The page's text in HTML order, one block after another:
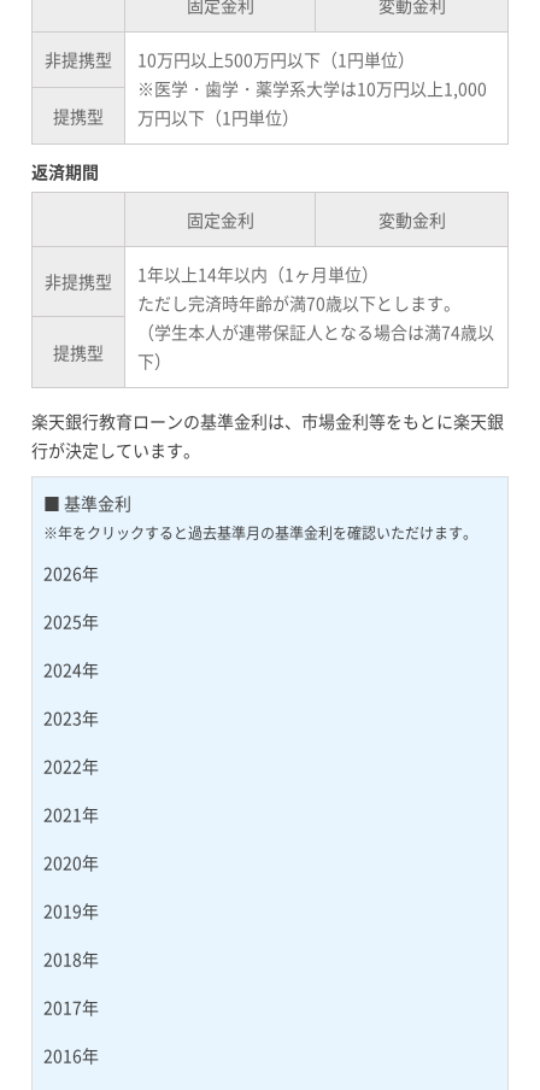
固定金利
変動金利
非提携型
10万円以上500万円以下（1円単位）
※医学・歯学・薬学系大学は10万円以上1,000
万円以下（1円単位）
提携型
返済期間
固定金利
変動金利
非提携型
1年以上14年以内（1ヶ月単位）
ただし完済時年齢が満70歳以下とします。
（学生本人が連帯保証人となる場合は満74歳以
下）
提携型
楽天銀行教育ローンの基準金利は、市場金利等をもとに楽天銀
行が決定しています。
■ 基準金利
※年をクリックすると過去基準月の基準金利を確認いただけます。
2026年
2025年
2024年
2023年
2022年
2021年
2020年
2019年
2018年
2017年
2016年